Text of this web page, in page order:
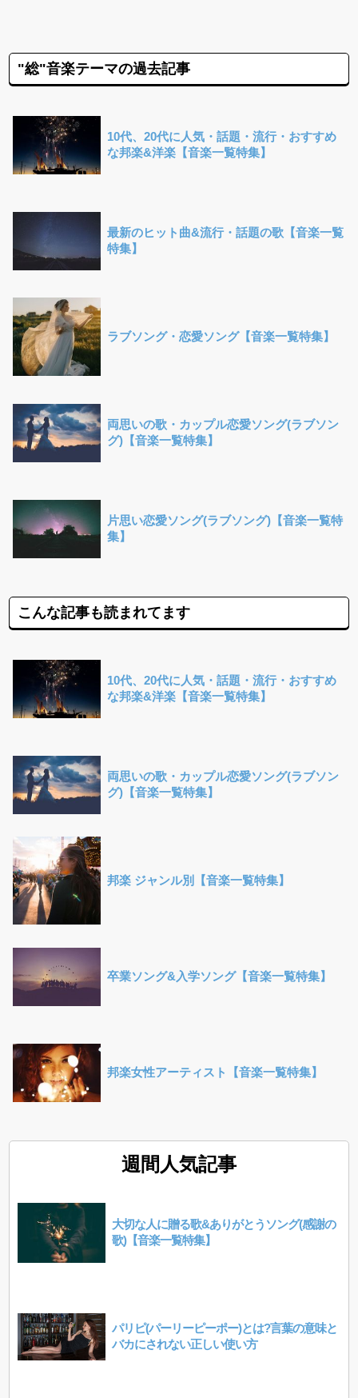
"総"音楽テーマの過去記事
10代、20代に人気・話題・流行・おすすめ
な邦楽&洋楽【音楽一覧特集】
最新のヒット曲&流行・話題の歌【音楽一覧
特集】
ラブソング・恋愛ソング【音楽一覧特集】
両思いの歌・カップル恋愛ソング(ラブソン
グ)【音楽一覧特集】
片思い恋愛ソング(ラブソング)【音楽一覧特
集】
こんな記事も読まれてます
10代、20代に人気・話題・流行・おすすめ
な邦楽&洋楽【音楽一覧特集】
両思いの歌・カップル恋愛ソング(ラブソン
グ)【音楽一覧特集】
邦楽 ジャンル別【音楽一覧特集】
卒業ソング&入学ソング【音楽一覧特集】
邦楽女性アーティスト【音楽一覧特集】
週間人気記事
大切な人に贈る歌&ありがとうソング(感謝の
歌)【音楽一覧特集】
パリピ(パーリーピーポー)とは?言葉の意味と
バカにされない正しい使い方